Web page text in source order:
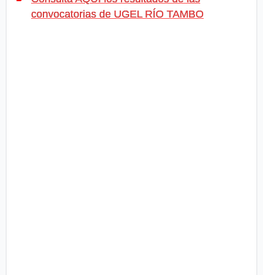
convocatorias de UGEL RÍO TAMBO